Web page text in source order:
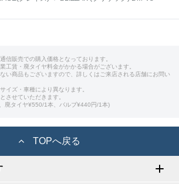
信販売での購入価格となっております。
工賃・廃タイヤ料金がかかる場合がございます。
い商品もございますので、詳しくはご来店される店舗にお問い
イズ・車種により異なります。
せていただきます。
廃タイヤ¥550/1本、バルブ¥440円/1本)
TOPへ戻る